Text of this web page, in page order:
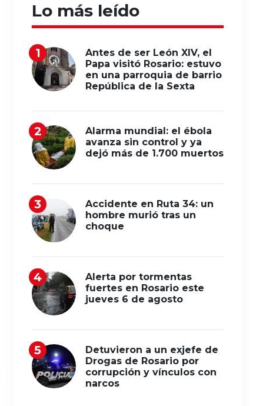
Lo más leído
Antes de ser León XIV, el
Papa visitó Rosario: estuvo
en una parroquia de barrio
República de la Sexta
Alarma mundial: el ébola
avanza sin control y ya
dejó más de 1.700 muertos
Accidente en Ruta 34: un
hombre murió tras un
choque
Alerta por tormentas
fuertes en Rosario este
jueves 6 de agosto
Detuvieron a un exjefe de
Drogas de Rosario por
corrupción y vínculos con
narcos